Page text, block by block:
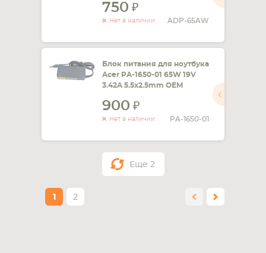
750
Нет в наличии ADP-65AW
Блок питания для ноутбука
Acer PA-1650-01 65W 19V
3.42A 5.5x2.5mm OEM
900
Нет в наличии PA-1650-01
Еще 2
1 2